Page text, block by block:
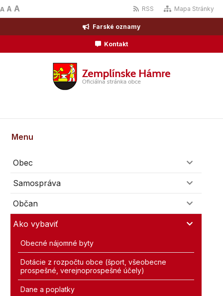
A A A RSS Mapa Stránky
Farské oznamy
Kontakt
Menu
Obec
Samospráva
Občan
Ako vybaviť
Obecné nájomné byty
Dotácie z rozpočtu obce (šport, všeobecne
prospešné, verejnoprospešné účely)
Dane a poplatky